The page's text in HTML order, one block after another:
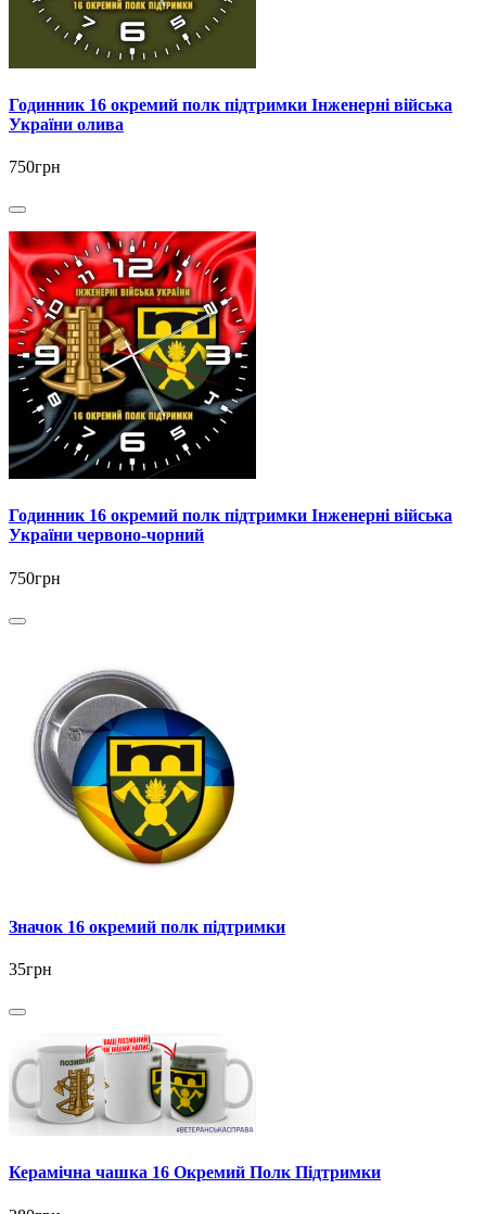
Годинник 16 окремий полк підтримки Інженерні війська
України олива
750грн
Годинник 16 окремий полк підтримки Інженерні війська
України червоно-чорний
750грн
Значок 16 окремий полк підтримки
35грн
Керамічна чашка 16 Окремий Полк Підтримки